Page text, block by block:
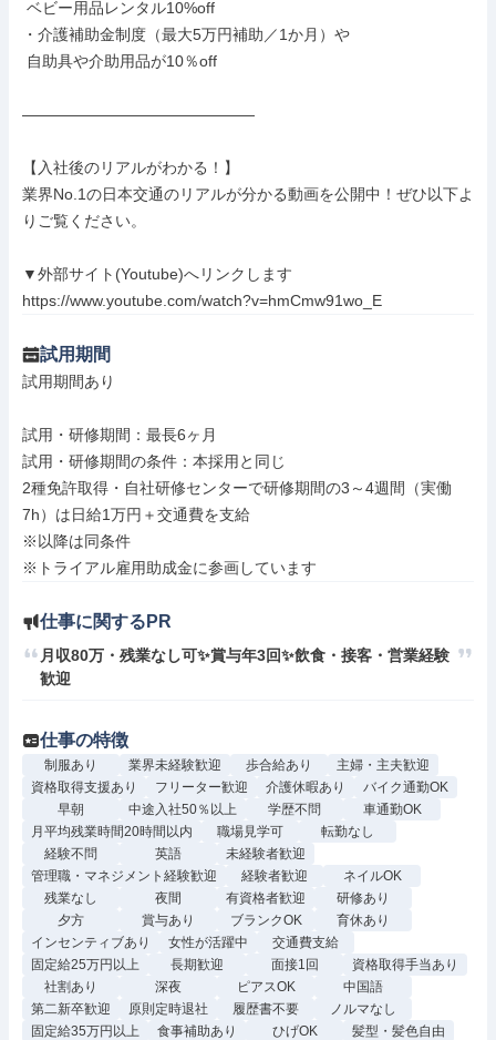
・介護補助金制度（最大5万円補助／1か月）や
―――――――――――――――
【入社後のリアルがわかる！】
業界No.1の日本交通のリアルが分かる動画を公開中！ぜひ以下よ
りご覧ください。
▼外部サイト(Youtube)へリンクします
https://www.youtube.com/watch?v=hmCmw91wo_E
試用期間
試用期間あり
試用・研修期間：最長6ヶ月
試用・研修期間の条件：本採用と同じ
2種免許取得・自社研修センターで研修期間の3～4週間（実働
7h）は日給1万円＋交通費を支給
※以降は同条件
仕事に関するPR
月収80万・残業なし可✨賞与年3回✨飲食・接客・営業経験
歓迎
仕事の特徴
制服あり 業界未経験歓迎 歩合給あり
主婦・主夫歓迎
資格取得支援あり
フリーター歓迎 介護休暇あり
バイク通勤OK
早朝
中途入社50％以上 学歴不問
車通勤OK
月平均残業時間20時間以内
職場見学可
転勤なし
経験不問
英語
未経験者歓迎
管理職・マネジメント経験歓迎
経験者歓迎
ネイルOK
残業なし
夜間 有資格者歓迎
研修あり
夕方
賞与あり ブランクOK
育休あり
インセンティブあり
女性が活躍中
交通費支給
固定給25万円以上
長期歓迎 面接1回
資格取得手当あり
社割あり
深夜 ピアスOK
中国語
第二新卒歓迎
原則定時退社 履歴書不要
ノルマなし
固定給35万円以上
食事補助あり ひげOK 髪型・髪色自由